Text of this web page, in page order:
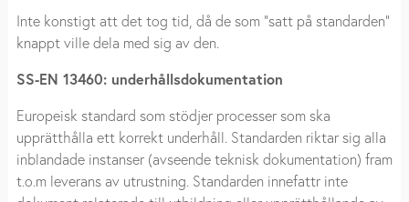
Inte konstigt att det tog tid, då de som ”satt på standarden”
knappt ville dela med sig av den.
SS-EN 13460: underhållsdokumentation
Europeisk standard som stödjer processer som ska
upprätthålla ett korrekt underhåll. Standarden riktar sig alla
inblandade instanser (avseende teknisk dokumentation) fram
t.o.m leverans av utrustning. Standarden innefattr inte